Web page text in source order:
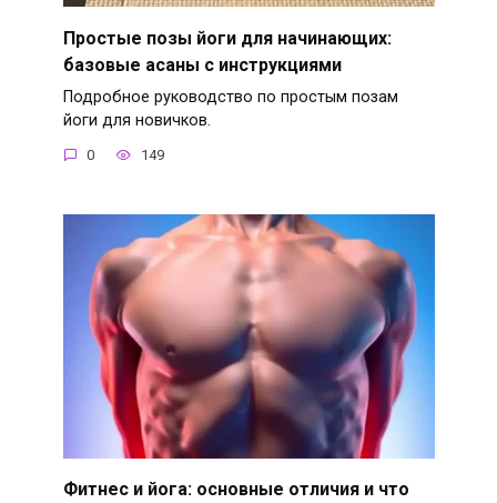
Простые позы йоги для начинающих:
базовые асаны с инструкциями
Подробное руководство по простым позам
йоги для новичков.
0 149
Фитнес и йога: основные отличия и что